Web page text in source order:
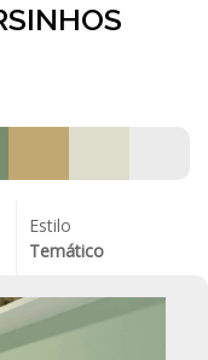
Estilo
Temático